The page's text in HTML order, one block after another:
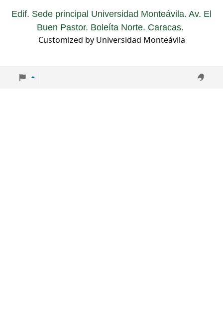
Edif. Sede principal Universidad Monteávila. Av. El
Buen Pastor. Boleíta Norte. Caracas.
Customized by Universidad Monteávila